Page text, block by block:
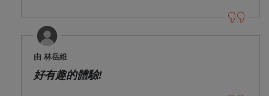
由 林岳維
好有趣的體驗!